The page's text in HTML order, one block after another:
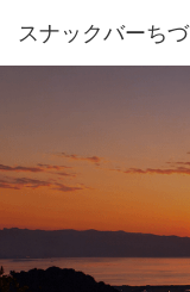
スナックバーち